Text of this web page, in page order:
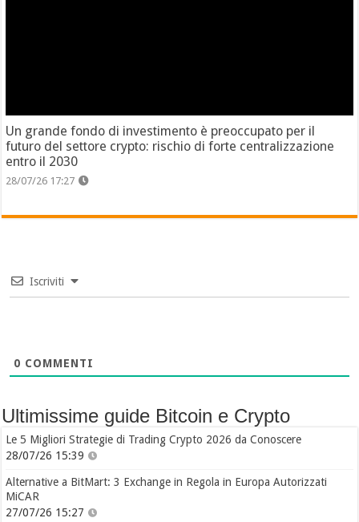
Un grande fondo di investimento è preoccupato per il
futuro del settore crypto: rischio di forte centralizzazione
entro il 2030
28/07/26 17:27
Iscriviti
0 COMMENTI
Ultimissime guide Bitcoin e Crypto
Le 5 Migliori Strategie di Trading Crypto 2026 da Conoscere
28/07/26 15:39
Alternative a BitMart: 3 Exchange in Regola in Europa Autorizzati
MiCAR
27/07/26 15:27